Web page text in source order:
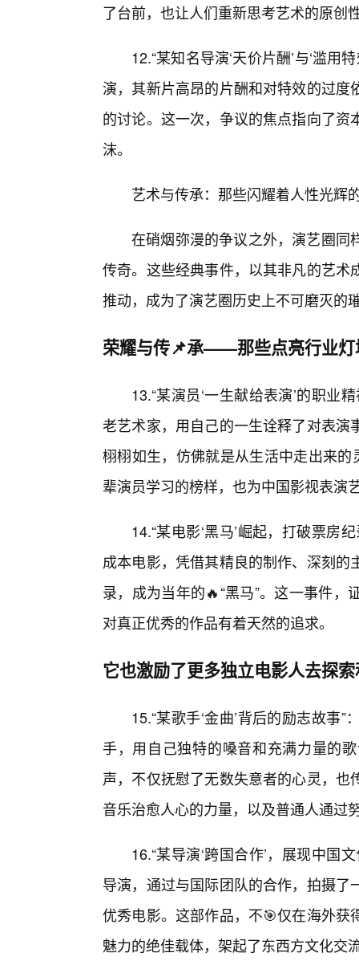
了台前，也让人们重新思考艺术的原创
12.“某知名导演‘天价片酬’与‘滥用
演，其新片高昂的片酬和对特效的过
的讨论。这一次，争议的焦点指向了
沫。
艺术与传承：那些闪耀着人性光辉
在硝烟弥漫的争议之外，演艺圈同
传奇。这些经典事件，以其非凡的艺
推动，成为了演艺圈历史上不可磨灭的
荣耀与传📌承——那些点亮行业灯
13.“某演员‘一生献给表演’的职业
老艺术家，用自己的一生诠释了对表
栩栩如生，仿佛就是从生活中走出来
辈演员学习的榜样，也为中国影视表演
14.“某电影‘黑马’崛起，打破票房
成本电影，凭借其精良的制作、深刻
录，成为当年的🔥“黑马”。这一事件
对真正优秀的作品有着天然的追求。
它也激励了更多独立电影人去探
15.“某歌手‘金曲’背后的励志故事
手，用自己独特的嗓音和充满力量的
声，不仅抚慰了无数失意者的心灵，
音乐治愈人心的力量，以及普通人通过
16.“某导演‘跨国合作’，展现中国
导演，通过与国际团队的合作，拍摄
优秀电影。这部作品，不🎯仅在海外
魅力的绝佳载体，架起了东西方文化交